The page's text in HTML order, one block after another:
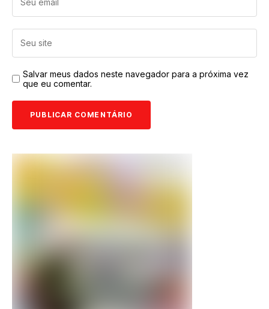
Salvar meus dados neste navegador para a próxima vez
que eu comentar.